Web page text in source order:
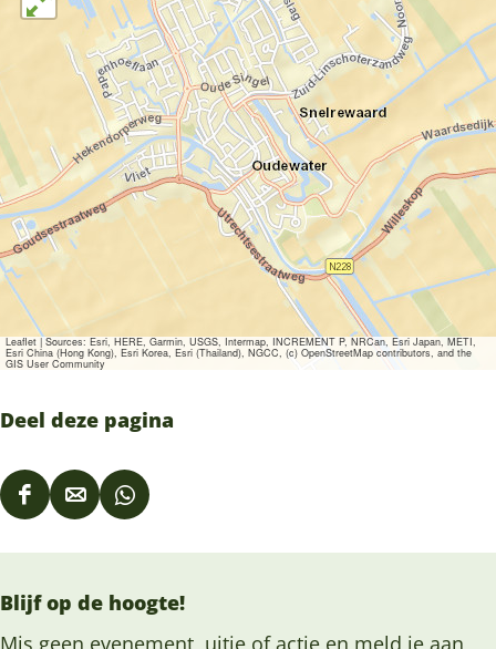
Leaflet|Sources: Esri, HERE, Garmin, USGS, Intermap, INCREMENT P, NRCan, Esri Japan, METI,
Esri China (Hong Kong), Esri Korea, Esri (Thailand), NGCC, (c) OpenStreetMap contributors, and the
GIS User Community
Deel deze pagina
D
l
d
D
l
d
D
l
d
Blijf op de hoogte!
Mis geen evenement, uitje of actie en meld je aan